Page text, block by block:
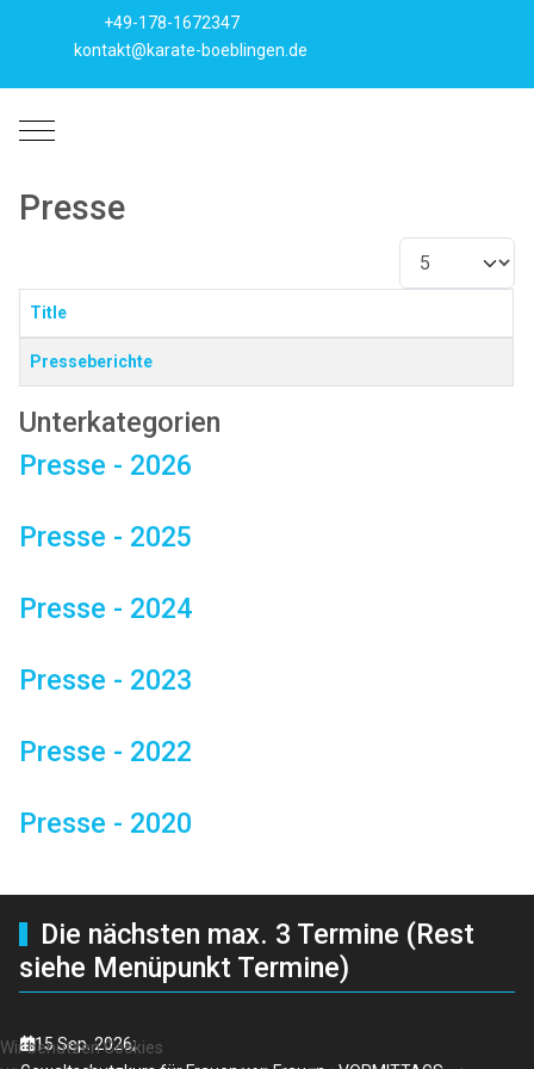
+49-178-1672347
kontakt@karate-boeblingen.de
Mobile Menu Toggle
Presse
Beiträge
Title
Presseberichte
Unterkategorien
Presse - 2026
Presse - 2025
Presse - 2024
Presse - 2023
Presse - 2022
Presse - 2020
Die nächsten max. 3 Termine (Rest
siehe Menüpunkt Termine)
15 Sep. 2026;
Wir benutzen Cookies